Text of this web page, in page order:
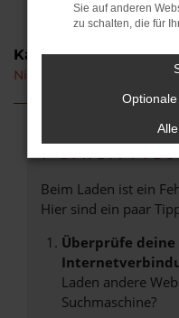
Kategorie
Nissan Micra Neuwagen
Fehler:
Beim Laden ist ein
Hier sind ein paar
Überprüfe
Laden andere
Suchmaschine?
Sie auf anderen
zu schalten, die für